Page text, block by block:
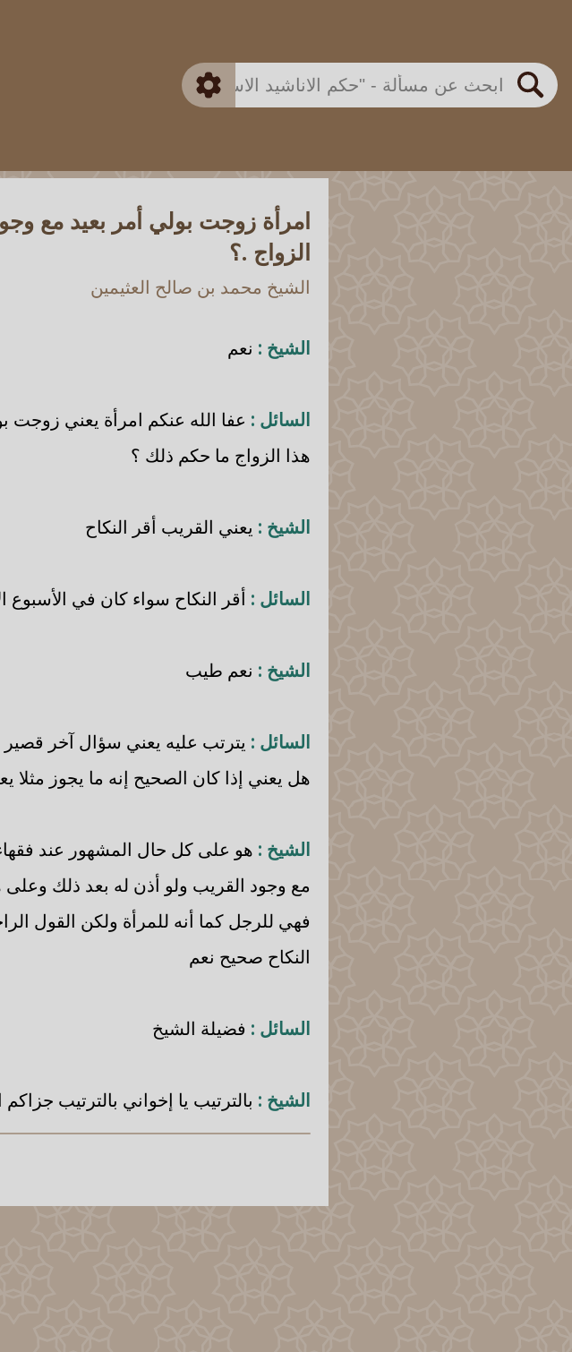
بحث
اللجنة الدائمة
متقدم
امرأة زوجت بولي أمر بعيد مع
الزواج .؟
الشيخ محمد بن صالح العثيمين
الشيخ : نعم
السائل : عفا الله عنكم امرأة يعني زوجت
هذا الزواج ما حكم ذلك ؟
الشيخ : يعني القريب أقر النكاح
السائل : أقر النكاح سواء كان في
الشيخ : نعم طيب
السائل : يترتب عليه يعني سؤال آخر قصير
هل يعني إذا كان الصحيح إنه ما يجوز
الشيخ : هو على كل حال المشهور عند فقهاء
مع وجود القريب ولو أذن له بعد ذلك
فهي للرجل كما أنه للمرأة ولكن القول
النكاح صحيح نعم
السائل : فضيلة الشيخ
الشيخ : بالترتيب يا إخواني بالترتيب